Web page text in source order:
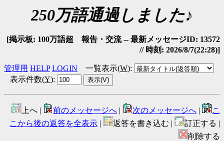
250万語通過しました♪
[掲示板: 100万語超 報告・交流 -- 最新メッセージID: 13572
// 時刻: 2026/8/7(22:28)]
管理用 HELP LOGIN 一覧表示(W):
表示件数(Y):
上へ | 前のメッセージへ | 次のメッセージへ |
こ
こから後の返答を全表示 | 返答を書き込む |
訂正する |
削除する